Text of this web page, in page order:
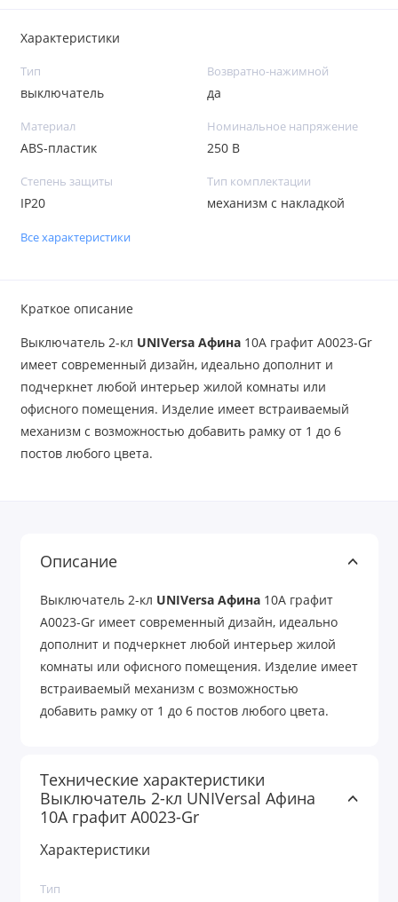
Характеристики
Тип
выключатель
Возвратно-нажимной
да
Материал
ABS-пластик
Номинальное напряжение
250 В
Степень защиты
IP20
Тип комплектации
механизм с накладкой
Все характеристики
Краткое описание
Выключатель 2-кл UNIVersa Афина10A графит A0023-Gr
имеет современный дизайн, идеально дополнит и
подчеркнет любой интерьер жилой комнаты или
офисного помещения. Изделие имеет встраиваемый
механизм с возможностью добавить рамку от 1 до 6
постов любого цвета.
Описание
Выключатель 2-кл UNIVersa Афина 10A графит
A0023-Gr имеет современный дизайн, идеально
дополнит и подчеркнет любой интерьер жилой
комнаты или офисного помещения. Изделие имеет
встраиваемый механизм с возможностью
добавить рамку от 1 до 6 постов любого цвета.
Технические характеристики
Выключатель 2-кл UNIVersal Афина
10A графит A0023-Gr
Характеристики
Тип